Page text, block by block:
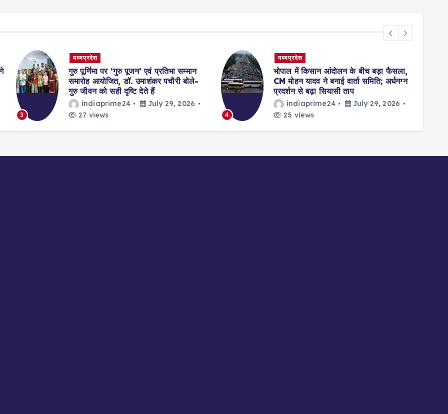
3
मध्यप्रदेश
गुरु पूर्णिमा पर ‘गुरु पूजन’ एवं प्रतिभा सम्मान
समारोह आयोजित, डॉ. उमाशंकर पचौरी बोले-
गुरु जीवन को सही दृष्टि देते हैं
indiaprime24
July 29, 2026
27 views
4
मध्यप्रदेश
भोपाल में किसान आंदोलन के बीच बड़ा फैसला,
CM मोहन यादव ने बनाई वार्ता समिति; अर्धनग्न
प्रदर्शन से बढ़ा सियासी ताप
indiaprime24
July 29, 2026
25 views